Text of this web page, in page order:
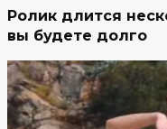
Ролик длится
вы будете долго